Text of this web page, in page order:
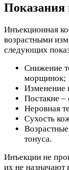
Показания
Инъекционная
возрастными
следующих
Снижение
морщинок;
Изменение
Постакне –
Неровная
Сухость
тонуса.
Инъекции не
их не